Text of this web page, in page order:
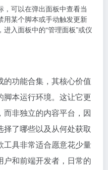
，可以在弹出面板中查看当
用某个脚本或手动触发更新
入面板中的“管理面板”或仪
功能合集，其核心价值
本运行环境。这让它更
非独立的内容平台，因
了哪些以及从何处获取
工具非常适合愿意花少量
和前端开发者，日常的